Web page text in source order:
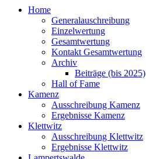
Home
Generalauschreibung
Einzelwertung
Gesamtwertung
Kontakt Gesamtwertung
Archiv
Beiträge (bis 2025)
Hall of Fame
Kamenz
Ausschreibung Kamenz
Ergebnisse Kamenz
Klettwitz
Ausschreibung Klettwitz
Ergebnisse Klettwitz